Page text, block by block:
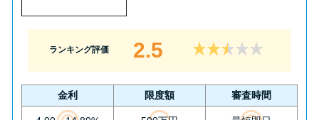
ランキング評価 2.5
金利 限度額 審査時間